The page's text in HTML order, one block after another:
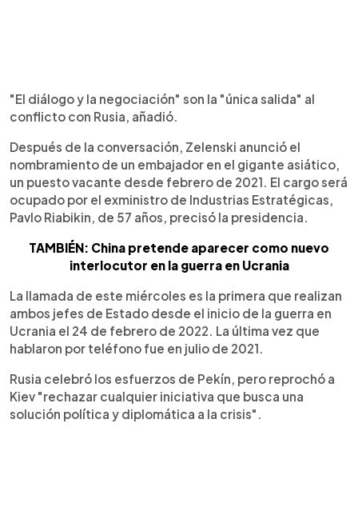
"El diálogo y la negociación" son la "única salida" al
conflicto con Rusia, añadió.
Después de la conversación, Zelenski anunció el
nombramiento de un embajador en el gigante asiático,
un puesto vacante desde febrero de 2021. El cargo será
ocupado por el exministro de Industrias Estratégicas,
Pavlo Riabikin, de 57 años, precisó la presidencia.
TAMBIÉN: China pretende aparecer como nuevo
interlocutor en la guerra en Ucrania
La llamada de este miércoles es la primera que realizan
ambos jefes de Estado desde el inicio de la guerra en
Ucrania el 24 de febrero de 2022. La última vez que
hablaron por teléfono fue en julio de 2021.
Rusia celebró los esfuerzos de Pekín, pero reprochó a
Kiev "rechazar cualquier iniciativa que busca una
solución política y diplomática a la crisis".